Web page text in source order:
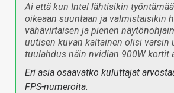
Ai että kun Intel lähtisikin
oikeaan suuntaan ja valmistaisikin
vähävirtaisen ja pienen
uutisen kuvan kaltainen olisi varsin
tuulahdus näin nvidian 900W kortit
Eri asia osaavatko kuluttajat
FPS-numeroita.